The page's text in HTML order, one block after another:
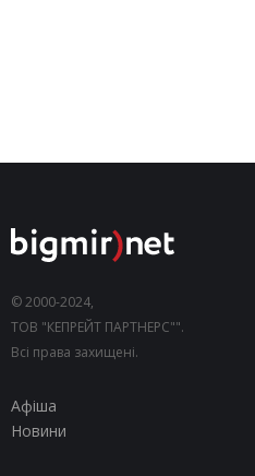
© 2000-2024,
ТОВ "КЕПРЕЙТ ПАРТНЕРС"".
Всі права захищені.
Афіша
Новини